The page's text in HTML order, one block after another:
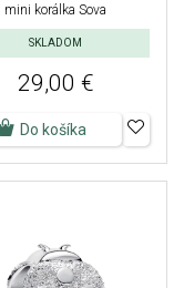
mini korálka Sova
SKLADOM
29,00 €
Do košíka